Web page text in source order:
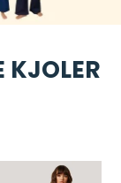
KJOLER